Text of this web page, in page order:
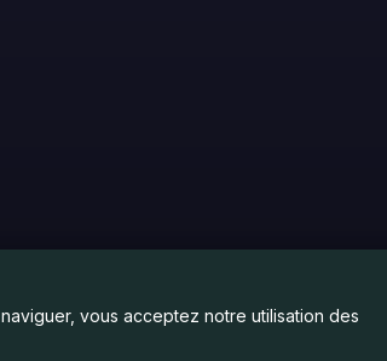
vous acceptez notre utilisation des